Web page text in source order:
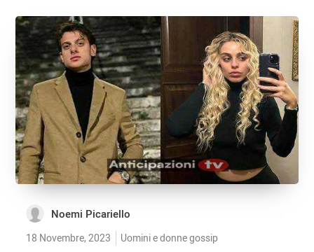
Noemi Picariello
18 Novembre, 2023 Uomini e donne gossip